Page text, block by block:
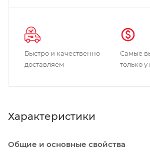
Быстро и качественно
доставляем
Самые
только у
Характеристики
Общие и основные свойства